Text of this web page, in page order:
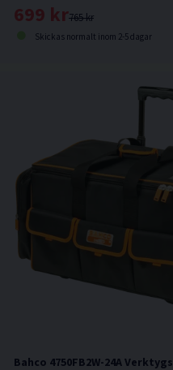
765 kr
699 kr
Skickas normalt inom 2-5 dagar
Bahco 4750FB2W-24A